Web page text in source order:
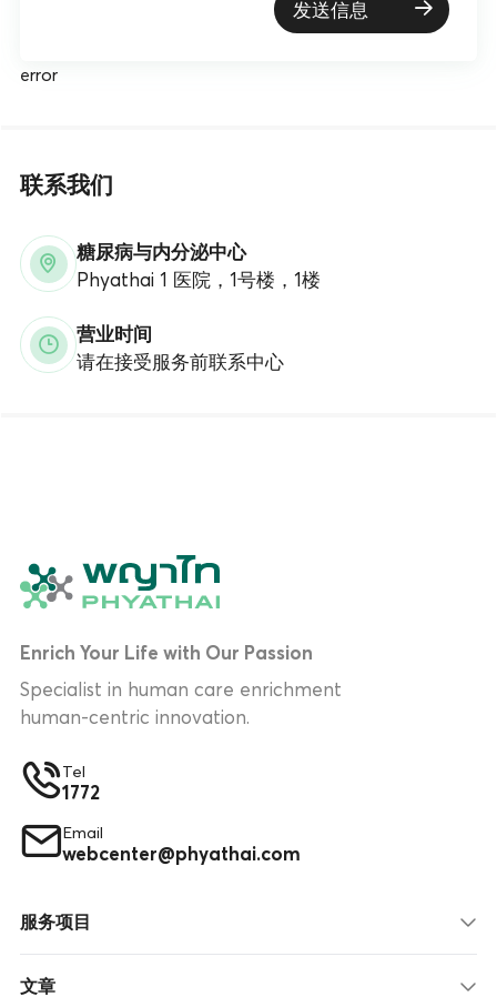
发送信息
error
联系我们
糖尿病与内分泌中心
Phyathai 1 医院，1号楼，1楼
营业时间
请在接受服务前联系中心
Enrich Your Life with Our Passion
Specialist in human care enrichment
human-centric innovation.
Tel
1772
Email
webcenter@phyathai.com
服务项目
文章